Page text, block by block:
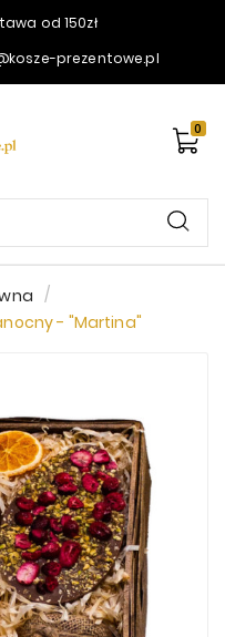
od 150zł
prezentowe.pl
0
- "Martina"